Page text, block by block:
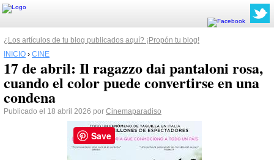
¿Los artículos de tu blog publicados aquí? ¡Propón tu blog!
INICIO › CINE
17 de abril: Il ragazzo dai pantaloni rosa,
cuando el color puede convertirse en una
condena
Publicado el 18 abril 2026 por Cinemaparadiso
Save